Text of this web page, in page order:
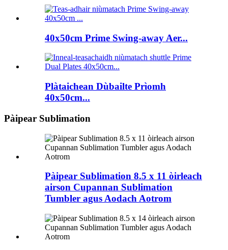
40x50cm Prime Swing-away Aer...
Plàtaichean Dùbailte Prìomh
40x50cm...
Pàipear Sublimation
Pàipear Sublimation 8.5 x 11 òirleach
airson Cupannan Sublimation
Tumbler agus Aodach Aotrom